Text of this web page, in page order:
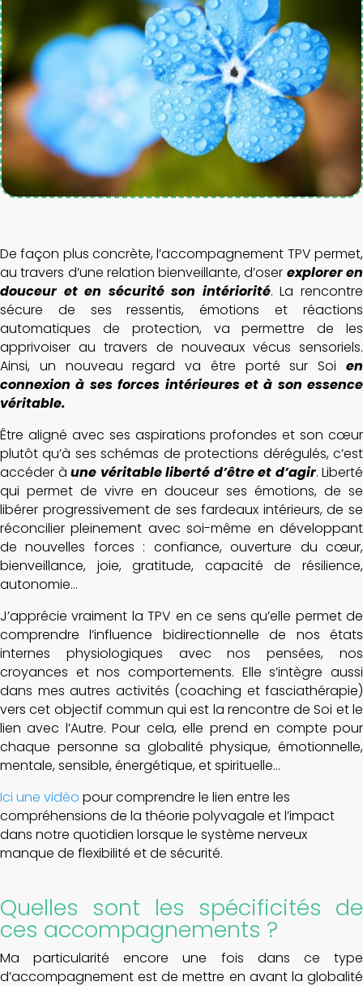
De façon plus concrète, l’accompagnement TPV permet,
au travers d’une relation bienveillante, d’oser explorer en
douceur et en sécurité son intériorité. La rencontre
sécure de ses ressentis, émotions et réactions
automatiques de protection, va permettre de les
apprivoiser au travers de nouveaux vécus sensoriels.
Ainsi, un nouveau regard va être porté sur Soi en
connexion à ses forces intérieures et à son essence
véritable.
Être aligné avec ses aspirations profondes et son cœur
plutôt qu’à ses schémas de protections dérégulés, c’est
accéder à une véritable liberté d’être et d’agir. Liberté
qui permet de vivre en douceur ses émotions, de se
libérer progressivement de ses fardeaux intérieurs, de se
réconcilier pleinement avec soi-même en développant
de nouvelles forces : confiance, ouverture du cœur,
bienveillance, joie, gratitude, capacité de résilience,
autonomie…
J’apprécie vraiment la TPV en ce sens qu’elle permet de
comprendre l’influence bidirectionnelle de nos états
internes physiologiques avec nos pensées, nos
croyances et nos comportements. Elle s’intègre aussi
dans mes autres activités (coaching et fasciathérapie)
vers cet objectif commun qui est la rencontre de Soi et le
lien avec l’Autre. Pour cela, elle prend en compte pour
chaque personne sa globalité physique, émotionnelle,
mentale, sensible, énergétique, et spirituelle…
Ici une vidéo pour comprendre le lien entre les
compréhensions de la théorie polyvagale et l’impact
dans notre quotidien lorsque le système nerveux
manque de flexibilité et de sécurité.
Quelles sont les spécificités de
ces accompagnements ?
Ma particularité encore une fois dans ce type
d’accompagnement est de mettre en avant la globalité